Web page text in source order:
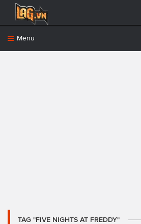
Menu
TAG "FIVE NIGHTS AT FREDDY"